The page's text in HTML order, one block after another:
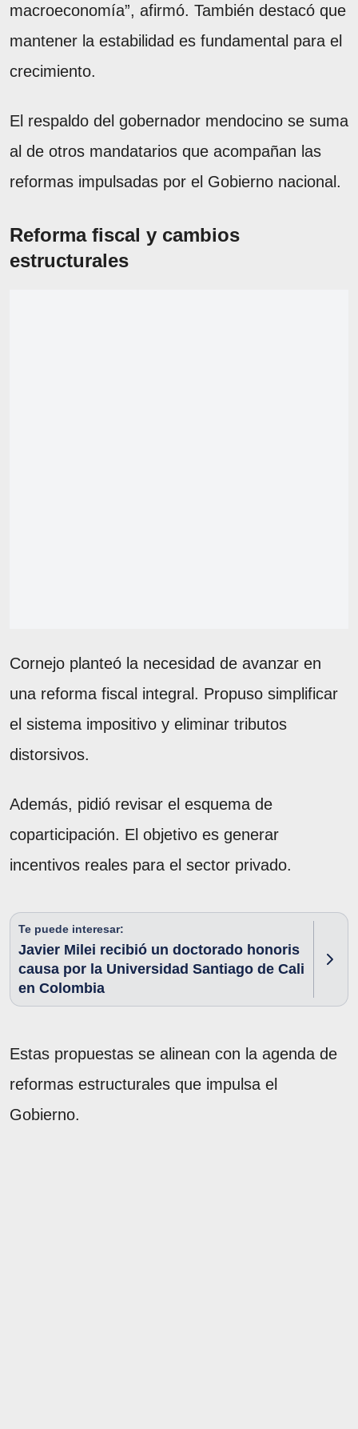
macroeconomía”, afirmó. También destacó que
mantener la estabilidad es fundamental para el
crecimiento.
El respaldo del gobernador mendocino se suma
al de otros mandatarios que acompañan las
reformas impulsadas por el Gobierno nacional.
Reforma fiscal y cambios
estructurales
Cornejo planteó la necesidad de avanzar en
una reforma fiscal integral. Propuso simplificar
el sistema impositivo y eliminar tributos
distorsivos.
Además, pidió revisar el esquema de
coparticipación. El objetivo es generar
incentivos reales para el sector privado.
Te puede interesar:
Javier Milei recibió un doctorado honoris
causa por la Universidad Santiago de Cali
en Colombia
Estas propuestas se alinean con la agenda de
reformas estructurales que impulsa el
Gobierno.